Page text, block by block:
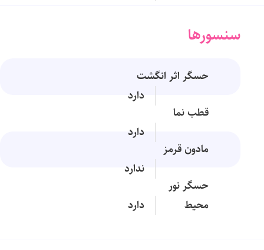
سنسورها
حسگر اثر انگشت
دارد
قطب نما
دارد
مادون قرمز
ندارد
حسگر نور
محیط
دارد